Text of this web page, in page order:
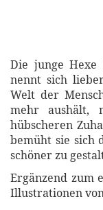
Die junge Hexe
nennt sich
Welt der
mehr aushält,
hübscheren
bemüht sie sich
schöner zu
Ergänzend zum
Illustrationen